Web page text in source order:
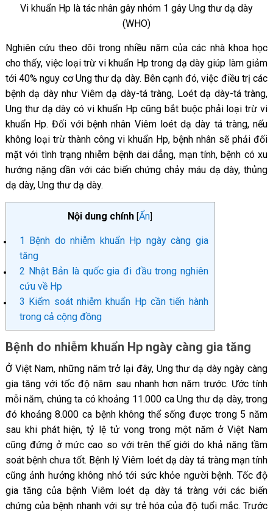
Vi khuẩn Hp là tác nhân gây nhóm 1 gây Ung thư dạ dày
(WHO)
Nghiên cứu theo dõi trong nhiều năm của các nhà khoa học
cho thấy, việc loại trừ vi khuẩn Hp trong dạ dày giúp làm giảm
tới 40% nguy cơ Ung thư dạ dày. Bên cạnh đó, việc điều trị các
bệnh dạ dày như Viêm dạ dày-tá tràng, Loét dạ dày-tá tràng,
Ung thư dạ dày có vi khuẩn Hp cũng bắt buộc phải loại trừ vi
khuẩn Hp. Đối với bệnh nhân Viêm loét dạ dày tá tràng, nếu
không loại trừ thành công vi khuẩn Hp, bệnh nhân sẽ phải đối
mặt với tình trạng nhiễm bệnh dai dẳng, mạn tính, bệnh có xu
hướng nặng dần với các biến chứng chảy máu dạ dày, thủng
dạ dày, Ung thư dạ dày.
Nội dung chính [Ẩn]
1 Bệnh do nhiễm khuẩn Hp ngày càng gia
tăng
2 Nhật Bản là quốc gia đi đầu trong nghiên
cứu về Hp
3 Kiểm soát nhiễm khuẩn Hp cần tiến hành
trong cả cộng đồng
Bệnh do nhiễm khuẩn Hp ngày càng gia tăng
Ở Việt Nam, những năm trở lại đây, Ung thư dạ dày ngày càng
gia tăng với tốc độ năm sau nhanh hơn năm trước. Ước tính
mỗi năm, chúng ta có khoảng 11.000 ca Ung thư dạ dày, trong
đó khoảng 8.000 ca bệnh không thể sống được trong 5 năm
sau khi phát hiện, tỷ lệ tử vong trong một năm ở Việt Nam
cũng đứng ở mức cao so với trên thế giới do khả năng tầm
soát bệnh chưa tốt. Bệnh lý Viêm loét dạ dày tá tràng mạn tính
cũng ảnh hưởng không nhỏ tới sức khỏe người bệnh. Tốc độ
gia tăng của bệnh Viêm loét dạ dày tá tràng với các biến
chứng của bệnh nhanh với sự trẻ hóa của độ tuổi mắc. Trước